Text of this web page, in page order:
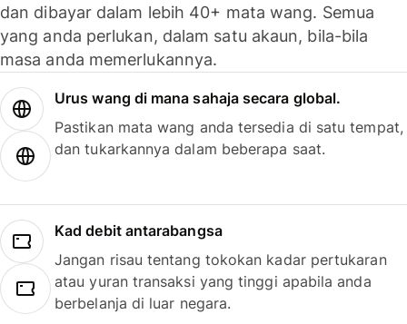
dan dibayar dalam lebih 40+ mata wang. Semua
yang anda perlukan, dalam satu akaun, bila-bila
masa anda memerlukannya.
Urus wang di mana sahaja secara global.
Pastikan mata wang anda tersedia di satu tempat,
dan tukarkannya dalam beberapa saat.
Kad debit antarabangsa
Jangan risau tentang tokokan kadar pertukaran
atau yuran transaksi yang tinggi apabila anda
berbelanja di luar negara.